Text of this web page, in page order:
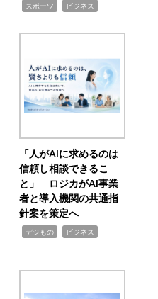
スポーツ ビジネス
「人がAIに求めるのは
信頼し相談できるこ
と」 ロジカがAI事業
者と導入機関の共通指
針案を策定へ
デジもの ビジネス